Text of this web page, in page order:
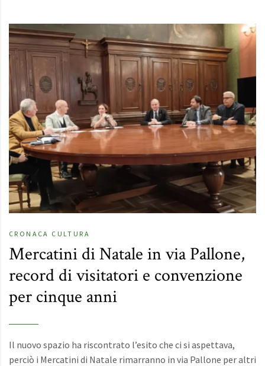
CRONACA CULTURA
Mercatini di Natale in via Pallone,
record di visitatori e convenzione
per cinque anni
Il nuovo spazio ha riscontrato l’esito che ci si aspettava,
perciò i Mercatini di Natale rimarranno in via Pallone per altri